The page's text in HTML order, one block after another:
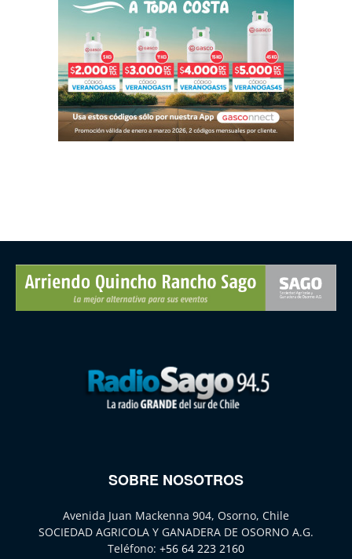
SOBRE NOSOTROS
Avenida Juan Mackenna 904, Osorno, Chile
SOCIEDAD AGRICOLA Y GANADERA DE OSORNO A.G.
Teléfono: +56 64 223 2160